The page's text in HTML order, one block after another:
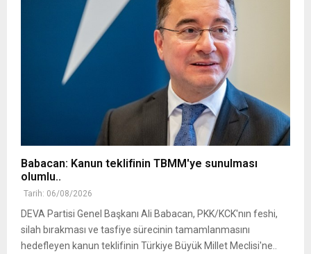
Babacan: Kanun teklifinin TBMM'ye sunulması
olumlu..
Tarih: 06/08/2026
DEVA Partisi Genel Başkanı Ali Babacan, PKK/KCK'nın feshi,
silah bırakması ve tasfiye sürecinin tamamlanmasını
hedefleyen kanun teklifinin Türkiye Büyük Millet Meclisi'ne..